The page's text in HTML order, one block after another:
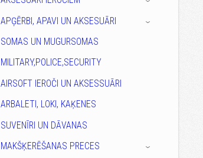
›
APĢĒRBI, APAVI UN AKSESUĀRI ›
SOMAS UN MUGURSOMAS
MILITARY,POLICE,SECURITY
AIRSOFT IEROČI UN AKSESSUĀRI
ARBALETI, LOKI, KAĶENES
SUVENĪRI UN DĀVANAS
MAKŠĶERĒŠANAS PRECES
›